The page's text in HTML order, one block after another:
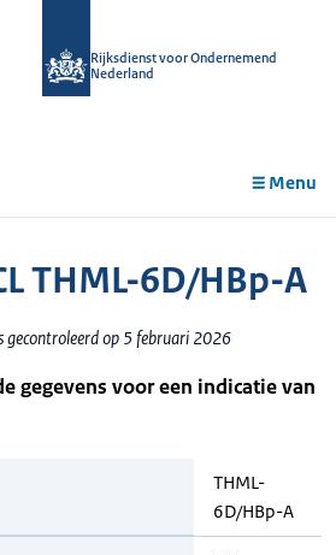
Rijksdienst voor Ondernemend
Nederland
Menu
THML-6D/HBp-A
gecontroleerd op 5 februari 2026
gegevens voor een indicatie van
THML-
6D/HBp-A